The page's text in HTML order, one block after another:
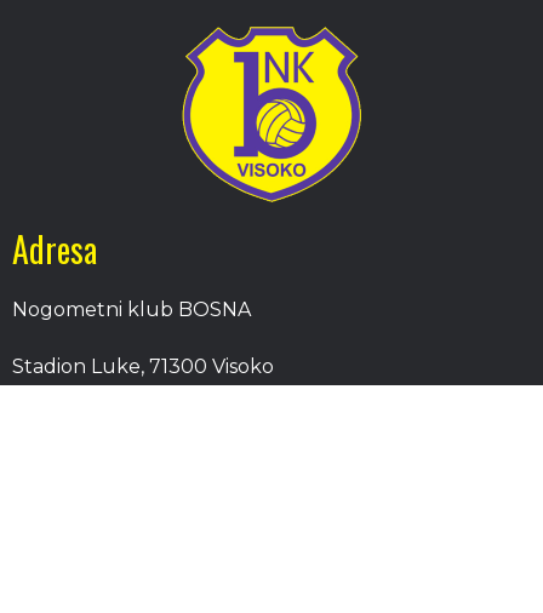
Adresa
Nogometni klub BOSNA
Stadion Luke, 71300 Visoko